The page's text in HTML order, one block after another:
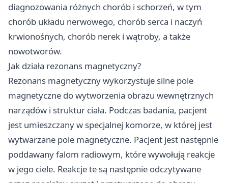
diagnozowania różnych chorób i schorzeń, w tym
chorób układu nerwowego, chorób serca i naczyń
krwionośnych, chorób nerek i wątroby, a także
nowotworów.
Jak działa rezonans magnetyczny?
Rezonans magnetyczny wykorzystuje silne pole
magnetyczne do wytworzenia obrazu wewnętrznych
narządów i struktur ciała. Podczas badania, pacjent
jest umieszczany w specjalnej komorze, w której jest
wytwarzane pole magnetyczne. Pacjent jest następnie
poddawany falom radiowym, które wywołują reakcje
w jego ciele. Reakcje te są następnie odczytywane